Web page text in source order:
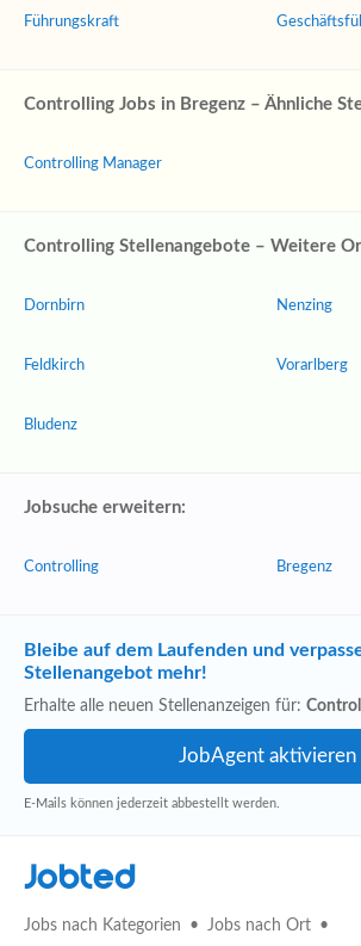
Führungskraft
Controlling Jobs in Bregenz – Ähnliche
Controlling Manager
Controlling Stellenangebote – Weitere
Dornbirn
Feldkirch
Bludenz
Nenzing
Vorarlberg
Jobsuche erweitern:
Controlling Bregenz
Bleibe auf dem Laufenden und
Stellenangebot mehr!
Erhalte alle neuen Stellenanzeigen für:
E-Mails können jederzeit abbestellt werden.
Jobted
Jobs nach Kategorien Jobs nach Ort